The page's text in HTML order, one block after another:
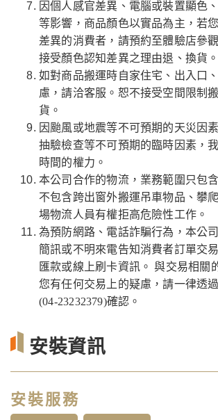
因個人感官差異、電腦或裝置顯色
等影響，商品顏色以實品為主，若
差異的消費者，請預約至體驗店參
接受顏色認知差異之理由退、換貨。
如對商品搬運時自家住宅、出入口
慮，請洽客服。恕不接受空間限制
貨。
因颱風或地震等不可預期的天災因
抽驗檢查等不可預期的臨時因素，
時間的權力。
本公司合作的物流，業務範圍只包
不包含跨出窗外搬運吊車物品、攀
場物流人員有權拒高危險性工作。
為預防網路、電話詐騙行為，本公
簡訊或不明來電告知消費者訂單交
匯款或線上刷卡資訊。 與交易相關
您有任何交易上的疑慮，請一律透
(04-23232379)確認。
安裝資訊
安裝服務